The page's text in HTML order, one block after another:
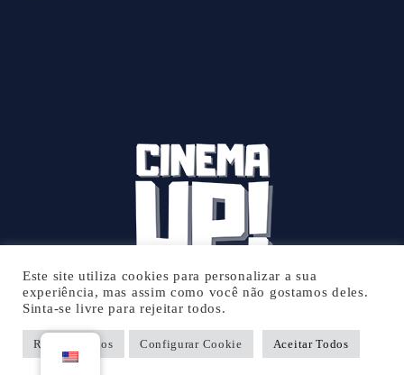
Este site utiliza cookies para personalizar a sua
experiência, mas assim como você não gostamos deles.
Sinta-se livre para rejeitar todos.
Rejeitar Todos Configurar Cookie Aceitar Todos